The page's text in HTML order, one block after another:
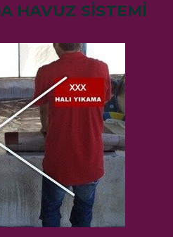
HAVUZ SİSTEMİ